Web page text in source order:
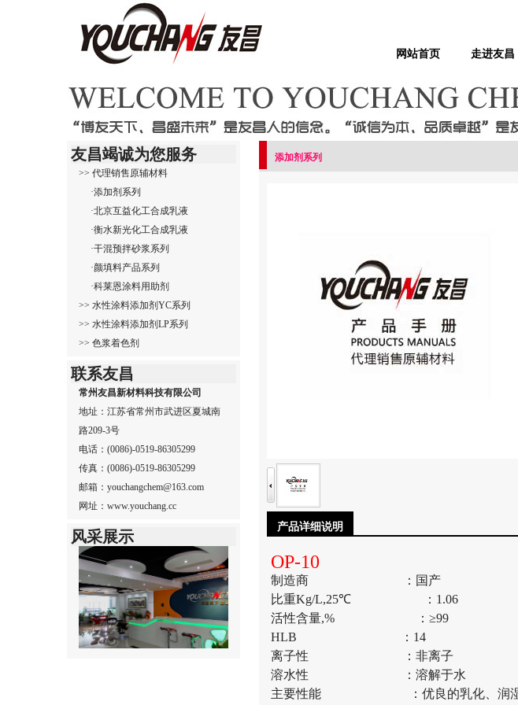
网站首页 走进友昌
友昌竭诚为您服务
>> 代理销售原辅材料
·添加剂系列
·北京互益化工合成乳液
·衡水新光化工合成乳液
·干混预拌砂浆系列
·颜填料产品系列
·科莱恩涂料用助剂
>> 水性涂料添加剂YC系列
>> 水性涂料添加剂LP系列
>> 色浆着色剂
联系友昌
常州友昌新材料科技有限公司
地址：江苏省常州市武进区夏城南
路209-3号
电话：(0086)-0519-86305299
传真：(0086)-0519-86305299
邮箱：youchangchem@163.com
网址：www.youchang.cc
风采展示
添加剂系列
产品详细说明
OP-10
制造商 ：国产
比重Kg/L,25℃ ：1.06
活性含量,% ：≥99
HLB ：14
离子性 ：非离子
溶水性 ：溶解于水
主要性能 ：优良的乳化、